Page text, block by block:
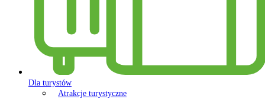
Dla turystów
Atrakcje turystyczne